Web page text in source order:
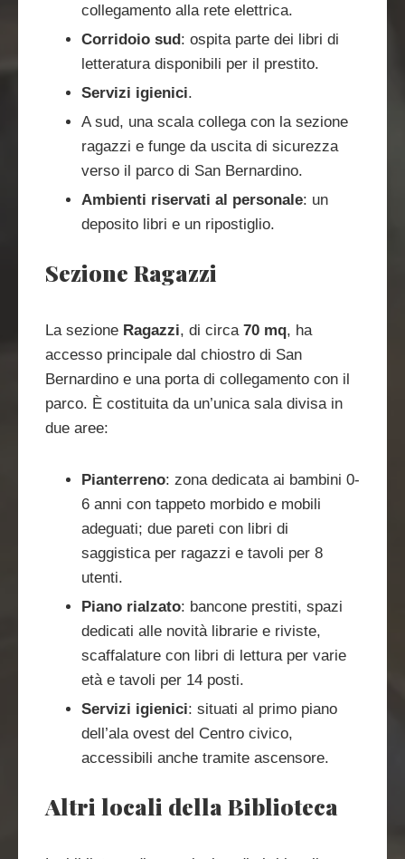
collegamento alla rete elettrica.
Corridoio sud: ospita parte dei libri di
letteratura disponibili per il prestito.
Servizi igienici.
A sud, una scala collega con la sezione
ragazzi e funge da uscita di sicurezza
verso il parco di San Bernardino.
Ambienti riservati al personale: un
deposito libri e un ripostiglio.
Sezione Ragazzi
La sezione Ragazzi, di circa 70 mq, ha
accesso principale dal chiostro di San
Bernardino e una porta di collegamento con il
parco. È costituita da un’unica sala divisa in
due aree:
Pianterreno: zona dedicata ai bambini 0-
6 anni con tappeto morbido e mobili
adeguati; due pareti con libri di
saggistica per ragazzi e tavoli per 8
utenti.
Piano rialzato: bancone prestiti, spazi
dedicati alle novità librarie e riviste,
scaffalature con libri di lettura per varie
età e tavoli per 14 posti.
Servizi igienici: situati al primo piano
dell’ala ovest del Centro civico,
accessibili anche tramite ascensore.
Altri locali della Biblioteca